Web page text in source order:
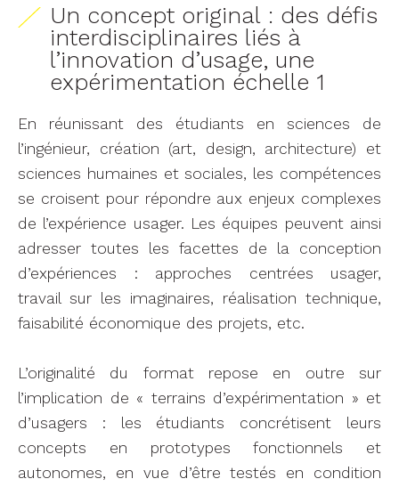
Un concept original : des défis
interdisciplinaires liés à
l’innovation d’usage, une
expérimentation échelle 1
En réunissant des étudiants en sciences de
l’ingénieur, création (art, design, architecture) et
sciences humaines et sociales, les compétences
se croisent pour répondre aux enjeux complexes
de l’expérience usager. Les équipes peuvent ainsi
adresser toutes les facettes de la conception
d’expériences : approches centrées usager,
travail sur les imaginaires, réalisation technique,
faisabilité économique des projets, etc.
L’originalité du format repose en outre sur
l’implication de « terrains d’expérimentation » et
d’usagers : les étudiants concrétisent leurs
concepts en prototypes fonctionnels et
autonomes, en vue d’être testés en condition